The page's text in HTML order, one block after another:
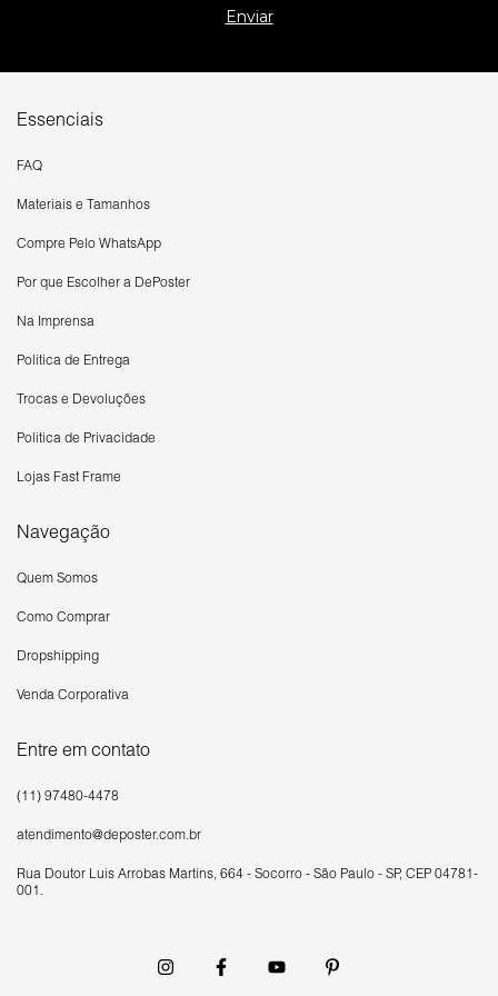
Essenciais
FAQ
Materiais e Tamanhos
Compre Pelo WhatsApp
Por que Escolher a DePoster
Na Imprensa
Política de Entrega
Trocas e Devoluções
Política de Privacidade
Lojas Fast Frame
Navegação
Quem Somos
Como Comprar
Dropshipping
Venda Corporativa
Entre em contato
(11) 97480-4478
atendimento@deposter.com.br
Rua Doutor Luís Arrobas Martins, 664 - Socorro - São Paulo - SP, CEP 04781-
001.